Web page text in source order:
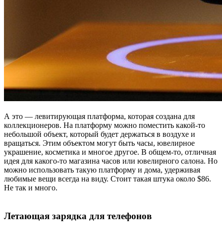
А это — левитирующая платформа, которая создана для
коллекционеров. На платформу можно поместить какой-то
небольшой объект, который будет держаться в воздухе и
вращаться. Этим объектом могут быть часы, ювелирное
украшение, косметика и многое другое. В общем-то, отличная
идея для какого-то магазина часов или ювелирного салона. Но
можно использовать такую платформу и дома, удерживая
любимые вещи всегда на виду. Стоит такая штука около $86.
Не так и много.
Летающая зарядка для телефонов